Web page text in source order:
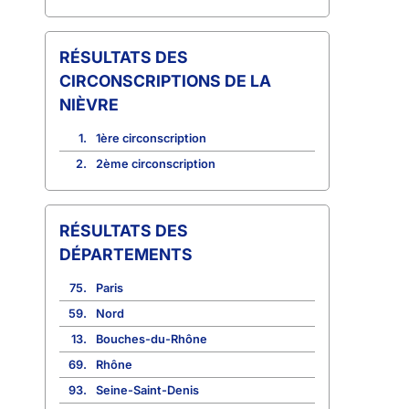
CIRCONSCRIPTIONS DE LA
NIÈVRE
1.
1ère circonscription
2.
2ème circonscription
RÉSULTATS DES
DÉPARTEMENTS
75.
Paris
59.
Nord
13.
Bouches-du-Rhône
69.
Rhône
93.
Seine-Saint-Denis